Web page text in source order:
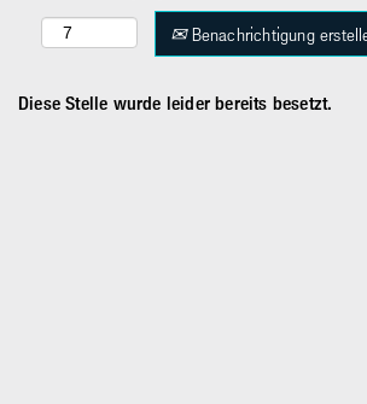
Benachrichtigung
Diese Stelle wurde leider bereits besetzt.